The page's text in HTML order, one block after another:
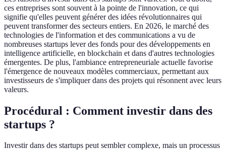
ces entreprises sont souvent à la pointe de l'innovation, ce qui
signifie qu'elles peuvent générer des idées révolutionnaires qui
peuvent transformer des secteurs entiers. En 2026, le marché des
technologies de l'information et des communications a vu de
nombreuses startups lever des fonds pour des développements en
intelligence artificielle, en blockchain et dans d'autres technologies
émergentes. De plus, l'ambiance entrepreneuriale actuelle favorise
l'émergence de nouveaux modèles commerciaux, permettant aux
investisseurs de s'impliquer dans des projets qui résonnent avec leurs
valeurs.
Procédural : Comment investir dans des
startups ?
Investir dans des startups peut sembler complexe, mais un processus